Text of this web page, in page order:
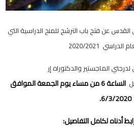
القدس عن فتح باب الترشح للمنح الدراسية التي
الدراسي 2021
لدرجتي الماجستير والدكتوراهإر
الساعة6منمساءيومالجمعةالموافق
6/3/2020
.
أدناه لكامل التفاصيل: